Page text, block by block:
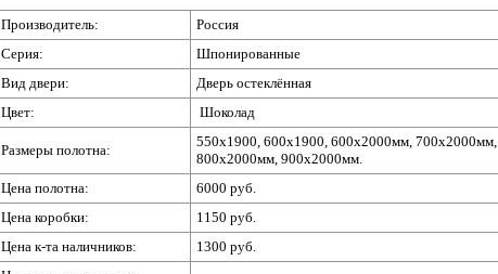
Производитель:
Россия
Серия:
Шпонированные
Вид двери:
Дверь остеклённая
Цвет:
Шоколад
Размеры полотна:
550х1900, 600х1900, 600х2000мм, 700х2000мм,
800х2000мм, 900х2000мм.
Цена полотна:
6000 руб.
Цена коробки:
1150 руб.
Цена к-та наличников:
1300 руб.